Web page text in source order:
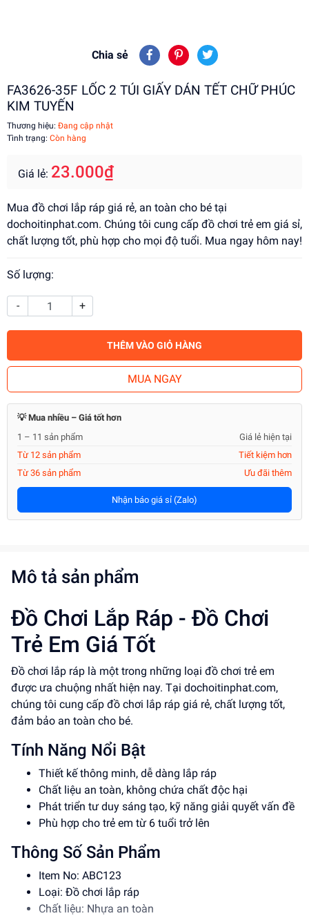
Chia sẻ
FA3626-35F LỐC 2 TÚI GIẤY DÁN TẾT CHỮ PHÚC
KIM TUYẾN
Thương hiệu: Đang cập nhật
Tình trạng: Còn hàng
Giá lẻ: 23.000₫
Mua đồ chơi lắp ráp giá rẻ, an toàn cho bé tại
dochoitinphat.com. Chúng tôi cung cấp đồ chơi trẻ em giá sỉ,
chất lượng tốt, phù hợp cho mọi độ tuổi. Mua ngay hôm nay!
Số lượng:
- +
THÊM VÀO GIỎ HÀNG
MUA NGAY
💡 Mua nhiều – Giá tốt hơn
1 – 11 sản phẩm
Giá lẻ hiện tại
Từ 12 sản phẩm
Tiết kiệm hơn
Từ 36 sản phẩm
Ưu đãi thêm
Nhận báo giá sỉ (Zalo)
Mô tả sản phẩm
Đồ Chơi Lắp Ráp - Đồ Chơi
Trẻ Em Giá Tốt
Đồ chơi lắp ráp là một trong những loại đồ chơi trẻ em
được ưa chuộng nhất hiện nay. Tại dochoitinphat.com,
chúng tôi cung cấp đồ chơi lắp ráp giá rẻ, chất lượng tốt,
đảm bảo an toàn cho bé.
Tính Năng Nổi Bật
Thiết kế thông minh, dễ dàng lắp ráp
Chất liệu an toàn, không chứa chất độc hại
Phát triển tư duy sáng tạo, kỹ năng giải quyết vấn đề
Phù hợp cho trẻ em từ 6 tuổi trở lên
Thông Số Sản Phẩm
Item No: ABC123
Loại: Đồ chơi lắp ráp
Chất liệu: Nhựa an toàn